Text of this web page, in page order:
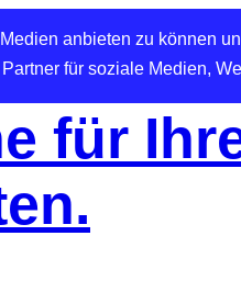
anbieten zu können
für soziale Medien,
für